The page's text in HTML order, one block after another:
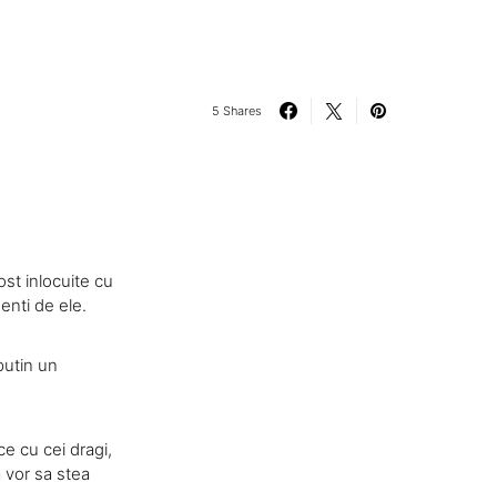
5 Shares
inlocuite cu
de ele.
un
cu cei dragi,
sa stea